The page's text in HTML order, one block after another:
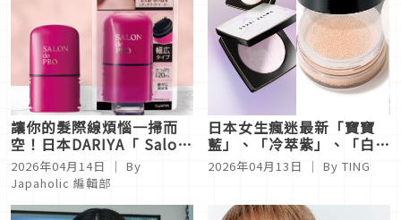
讓你的髮際線煩惱一掃而
空！日本DARIYA「 Salon
de Pro」必買白髮救星
2026年04月14日
｜ By
Japaholic 編輯部
日本女生瘋迷最新「寶寶
藍」、「冷萃紫」、「白紙
白」蜜粉，比紫色蜜粉更厲
害，隨便刷都能完美遮毛
2026年04月13日 ｜ By TING